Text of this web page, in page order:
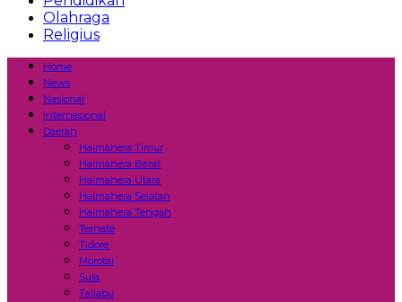
Olahraga
Religius
Home
News
Nasional
Internasional
Daerah
Halmahera Timur
Halmahera Barat
Halmahera Utara
Halmahera Selatan
Halmahera Tengah
Ternate
Tidore
Morotai
Sula
Taliabu